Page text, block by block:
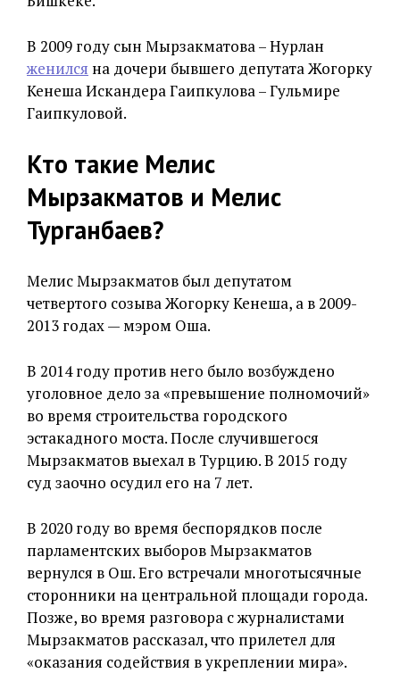
В 2009 году сын Мырзакматова – Нурлан
женился на дочери бывшего депутата Жогорку
Кенеша Искандера Гаипкулова – Гульмире
Гаипкуловой.
Кто такие Мелис
Мырзакматов и Мелис
Турганбаев?
Мелис Мырзакматов был депутатом
четвертого созыва Жогорку Кенеша, а в 2009-
2013 годах — мэром Оша.
В 2014 году против него было возбуждено
уголовное дело за «превышение полномочий»
во время строительства городского
эстакадного моста. После случившегося
Мырзакматов выехал в Турцию. В 2015 году
суд заочно осудил его на 7 лет.
В 2020 году во время беспорядков после
парламентских выборов Мырзакматов
вернулся в Ош. Его встречали многотысячные
сторонники на центральной площади города.
Позже, во время разговора с журналистами
Мырзакматов рассказал, что прилетел для
«оказания содействия в укреплении мира».